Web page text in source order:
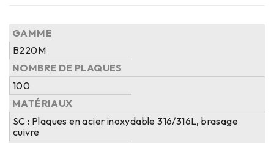
GAMME
B220M
NOMBRE DE PLAQUES
100
MATÉRIAUX
SC : Plaques en acier inoxydable 316/316L, brasage
cuivre